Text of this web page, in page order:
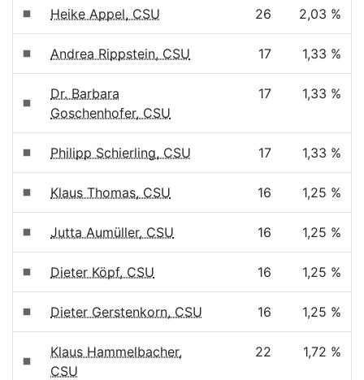
Heike Appel, CSU 26 2,03 %
Andrea Rippstein, CSU 17 1,33 %
Dr. Barbara
Goschenhofer, CSU
17 1,33 %
Philipp Schierling, CSU 17 1,33 %
Klaus Thomas, CSU 16 1,25 %
Jutta Aumüller, CSU 16 1,25 %
Dieter Köpf, CSU 16 1,25 %
Dieter Gerstenkorn, CSU 16 1,25 %
Klaus Hammelbacher,
CSU
22 1,72 %